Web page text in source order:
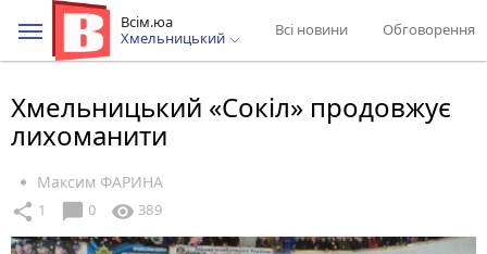
Всім.юа
Хмельницький
Всі новини Обговорення
Хмельницький «Сокіл» продовжує
лихоманити
Максим ФАРИНА
share 1 chat_bubble 0 visibility 389